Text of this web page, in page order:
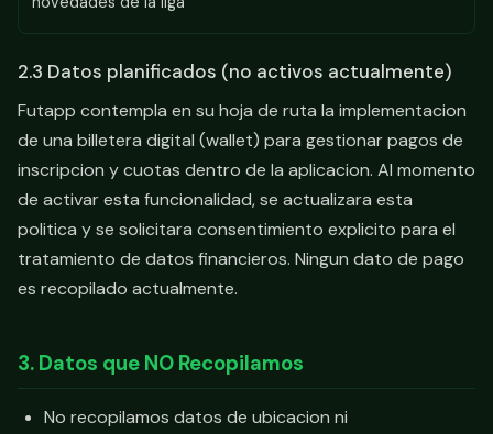
2.3 Datos planificados (no activos actualmente)
Futapp contempla en su hoja de ruta la implementacion
de una billetera digital (wallet) para gestionar pagos de
inscripcion y cuotas dentro de la aplicacion. Al momento
de activar esta funcionalidad, se actualizara esta
politica y se solicitara consentimiento explicito para el
tratamiento de datos financieros. Ningun dato de pago
es recopilado actualmente.
3. Datos que NO Recopilamos
No recopilamos datos de ubicacion ni